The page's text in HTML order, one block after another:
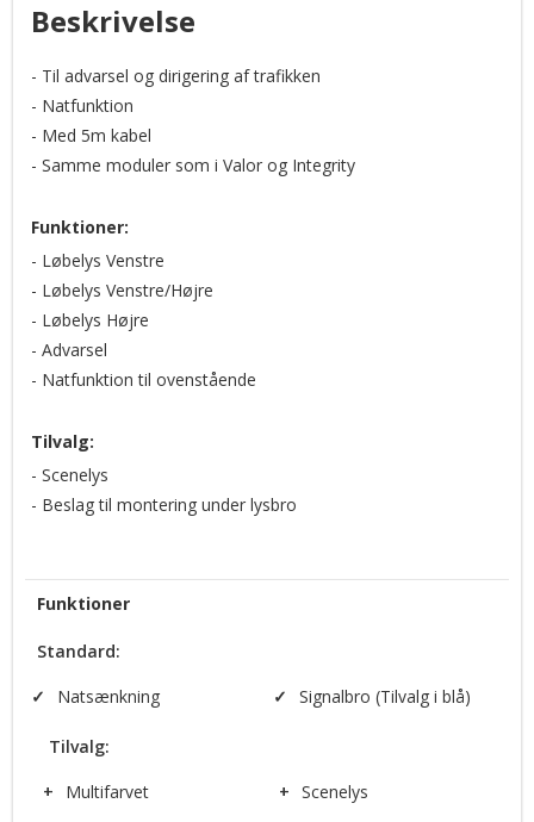
ROC (Reliable Onboard Circuitry™)
Solaris® LED reflector technology
SpectraLux® LED technology
Beskrivelse
- Til advarsel og dirigering af trafikken
- Natfunktion
- Med 5m kabel
- Samme moduler som i Valor og Integrity
Funktioner:
- Løbelys Venstre
- Løbelys Venstre/Højre
- Løbelys Højre
- Advarsel
- Natfunktion til ovenstående
Tilvalg:
- Scenelys
- Beslag til montering under lysbro
Funktioner
Standard:
✓
Natsænkning ✓ Signalbro (Tilvalg i blå)
Tilvalg:
+
Multifarvet + Scenelys